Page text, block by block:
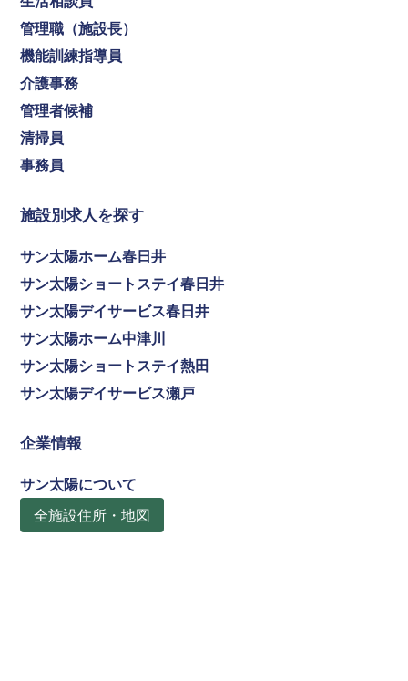
管理職（施設長）
機能訓練指導員
介護事務
管理者候補
清掃員
事務員
施設別求人を探す
サン太陽ホーム春日井
サン太陽ショートステイ春日井
サン太陽デイサービス春日井
サン太陽ホーム中津川
サン太陽ショートステイ熱田
サン太陽デイサービス瀬戸
企業情報
サン太陽について
全施設住所・地図